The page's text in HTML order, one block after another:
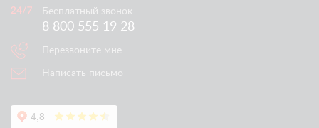
Бесплатный звонок
8 800 555 19 28
Перезвоните мне
Написать письмо